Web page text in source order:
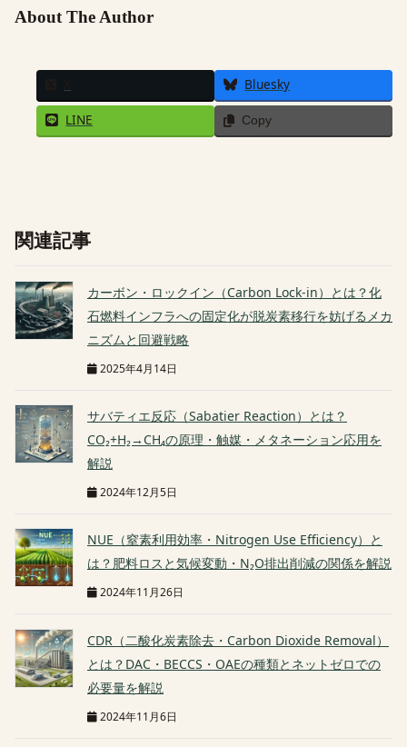
About The Author
Bluesky
LINE Copy
関連記事
カーボン・ロックイン（Carbon Lock-in）とは？化
石燃料インフラへの固定化が脱炭素移行を妨げるメカ
ニズムと回避戦略
2025年4月14日
サバティエ反応（Sabatier Reaction）とは？
CO₂+H₂→CH₄の原理・触媒・メタネーション応用を
解説
2024年12月5日
NUE（窒素利用効率・Nitrogen Use Efficiency）と
は？肥料ロスと気候変動・N₂O排出削減の関係を解説
2024年11月26日
CDR（二酸化炭素除去・Carbon Dioxide Removal）
とは？DAC・BECCS・OAEの種類とネットゼロでの
必要量を解説
2024年11月6日